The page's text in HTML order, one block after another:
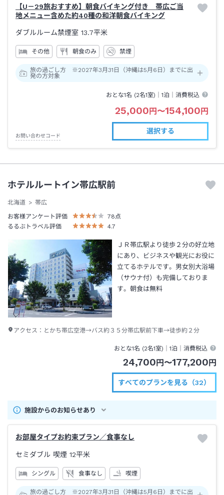
【U－29旅おすすめ】朝食バイキング付き 帯広ご当
地メニュー含めた約40種の和洋朝食バイキング
ダブルルーム禁煙室 13.7平米
その他 朝食のみ 禁煙
旅の過ごし方 ※2027年3月31日（沖縄は5月6日）までに出
発の方対象
おとな1名 (2名1室)｜1泊 ｜消費税込
25,000 円 〜154,100 円
お問い合わせコード
選択する
ホテルルートイン帯広駅前
北海道
帯広
お客様アンケート評価
78 点
るるぶトラベル評価
4.7
ＪＲ帯広駅より徒歩２分の好立地
にあり、ビジネスや観光にお役に
立てるホテルです。男女別大浴場
（サウナ付）も完備しておりま
す。朝食は無料
アクセス： とかち帯広空港→バス約３５分帯広駅前下車→徒歩約２分
おとな1名 (2名1室)｜1泊 ｜消費税込
24,700 円 〜177,200 円
すべてのプランを見る（32）
施設からのお知らせあり
お部屋タイプお約束プラン／食事なし
セミダブル 喫煙 12平米
シングル 食事なし 喫煙
旅の過ごし方 ※2027年3月31日（沖縄は5月6日）までに出